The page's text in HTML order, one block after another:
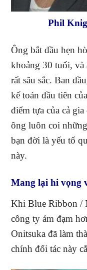
Phil
Ông bắt đầu hẹn
khoảng 30 tuổi, và
rất sâu sắc. Ban
kế toán đầu tiên
điểm tựa của cả
ông luôn coi
bạn đời là yếu tố
này.
Mang lại hi vọng
Khi Blue Ribbon /
công ty ảm đạm
Onitsuka đã làm
chính đối tác này